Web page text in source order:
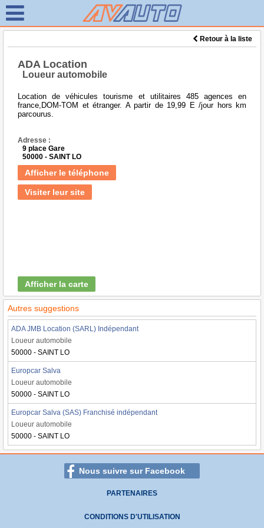
Retour à la liste
ADA Location
Loueur automobile
Location de véhicules tourisme et utilitaires 485 agences en
france,DOM-TOM et étranger. A partir de 19,99 E /jour hors km
parcourus.
Adresse :
9 place Gare
50000 - SAINT LO
Afficher le téléphone
Visiter leur site
Afficher la carte
Autres suggestions
ADA JMB Location (SARL) Indépendant
Loueur automobile
50000 - SAINT LO
Europcar Salva
Loueur automobile
50000 - SAINT LO
Europcar Salva (SAS) Franchisé indépendant
Loueur automobile
50000 - SAINT LO
Nous suivre sur Facebook
PARTENAIRES
CONDITIONS D'UTILISATION